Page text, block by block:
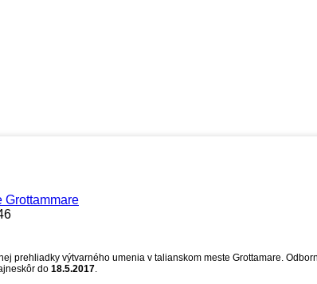
Grottammare
prehliadky výtvarného umenia v talianskom meste Grottamare.
do 18.5.2017.